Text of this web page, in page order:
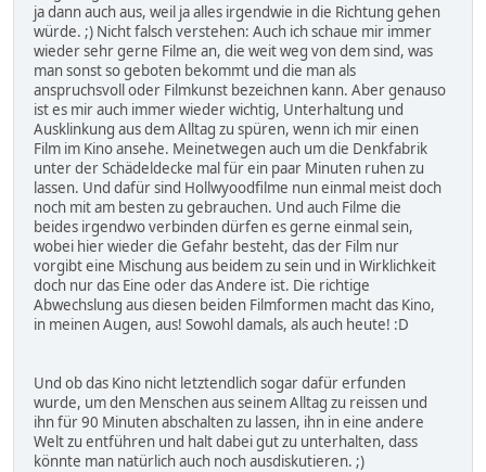
ja dann auch aus, weil ja alles irgendwie in die Richtung gehen
würde. ;) Nicht falsch verstehen: Auch ich schaue mir immer
wieder sehr gerne Filme an, die weit weg von dem sind, was
man sonst so geboten bekommt und die man als
anspruchsvoll oder Filmkunst bezeichnen kann. Aber genauso
ist es mir auch immer wieder wichtig, Unterhaltung und
Ausklinkung aus dem Alltag zu spüren, wenn ich mir einen
Film im Kino ansehe. Meinetwegen auch um die Denkfabrik
unter der Schädeldecke mal für ein paar Minuten ruhen zu
lassen. Und dafür sind Hollwyoodfilme nun einmal meist doch
noch mit am besten zu gebrauchen. Und auch Filme die
beides irgendwo verbinden dürfen es gerne einmal sein,
wobei hier wieder die Gefahr besteht, das der Film nur
vorgibt eine Mischung aus beidem zu sein und in Wirklichkeit
doch nur das Eine oder das Andere ist. Die richtige
Abwechslung aus diesen beiden Filmformen macht das Kino,
in meinen Augen, aus! Sowohl damals, als auch heute! :D
Und ob das Kino nicht letztendlich sogar dafür erfunden
wurde, um den Menschen aus seinem Alltag zu reissen und
ihn für 90 Minuten abschalten zu lassen, ihn in eine andere
Welt zu entführen und halt dabei gut zu unterhalten, dass
könnte man natürlich auch noch ausdiskutieren. ;)